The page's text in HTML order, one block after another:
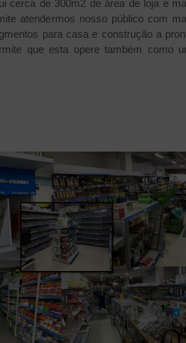
cerca de 300m2 de área de loja e
atendermos nosso público com
para casa e construção a
que esta opere também como